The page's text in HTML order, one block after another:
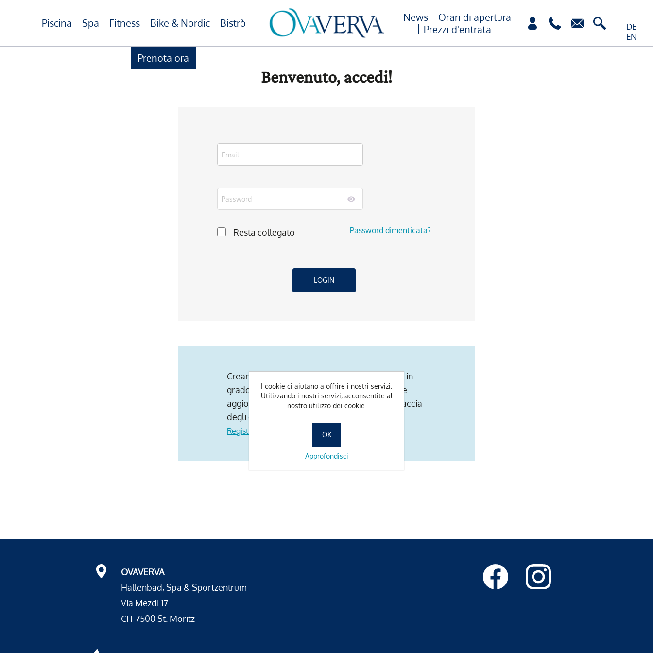
Prenota ora
DE
EN
Piscina Spa Fitness Bike & Nordic Bistrò News
Orari di apertura
Prezzi d'entrata
Benvenuto, accedi!
Resta collegato Password dimenticata?
Creando un account sul nostro sito web, sarai in
grado di fare acquisti piu velocemente, essere
aggiornato sullo stato degli ordini e tenere traccia
degli ordini che hai effettuato in precedenza.
Registrati
OVAVERVA
Hallenbad, Spa & Sportzentrum
Via Mezdi 17
CH-7500 St. Moritz
I cookie ci aiutano a offrire i nostri servizi.
Utilizzando i nostri servizi, acconsentite al
nostro utilizzo dei cookie.
OK
Approfondisci